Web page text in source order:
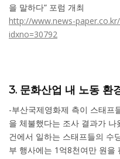
을 말하다” 포럼 개최
http://www.news-
idxno=30792
3. 문화산업 내 노동 환
-부산국제영화제 측이 스태프
을 체불했다는 조사 결과가
건에서 일하는 스태프들의 수
부 행사에는 1억8천여만 원을